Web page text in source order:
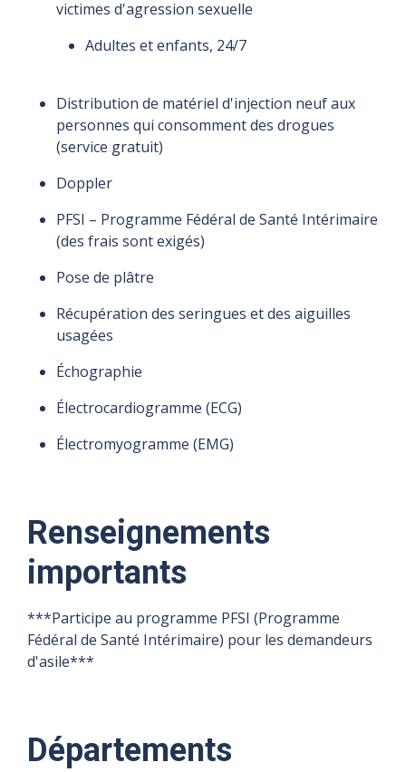
victimes d'agression sexuelle
Adultes et enfants, 24/7
Distribution de matériel d'injection neuf aux
personnes qui consomment des drogues
(service gratuit)
Doppler
PFSI – Programme Fédéral de Santé Intérimaire
(des frais sont exigés)
Pose de plâtre
Récupération des seringues et des aiguilles
usagées
Échographie
Électrocardiogramme (ECG)
Électromyogramme (EMG)
Renseignements
importants
***Participe au programme PFSI (Programme
Fédéral de Santé Intérimaire) pour les demandeurs
d'asile***
Départements